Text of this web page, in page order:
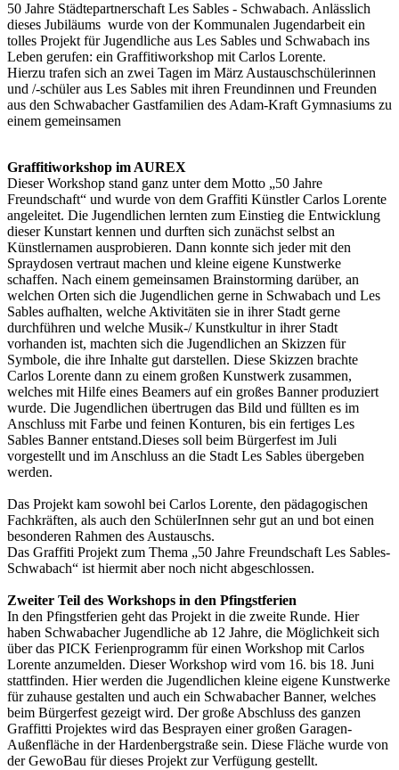
50 Jahre Städtepartnerschaft Les Sables - Schwabach. Anlässlich
dieses Jubiläums wurde von der Kommunalen Jugendarbeit ein
tolles Projekt für Jugendliche aus Les Sables und Schwabach ins
Leben gerufen: ein Graffitiworkshop mit Carlos Lorente.
Hierzu trafen sich an zwei Tagen im März Austauschschülerinnen
und /-schüler aus Les Sables mit ihren Freundinnen und Freunden
aus den Schwabacher Gastfamilien des Adam-Kraft Gymnasiums zu
einem gemeinsamen
Graffitiworkshop im AUREX
Dieser Workshop stand ganz unter dem Motto „50 Jahre
Freundschaft“ und wurde von dem Graffiti Künstler Carlos Lorente
angeleitet. Die Jugendlichen lernten zum Einstieg die Entwicklung
dieser Kunstart kennen und durften sich zunächst selbst an
Künstlernamen ausprobieren. Dann konnte sich jeder mit den
Spraydosen vertraut machen und kleine eigene Kunstwerke
schaffen. Nach einem gemeinsamen Brainstorming darüber, an
welchen Orten sich die Jugendlichen gerne in Schwabach und Les
Sables aufhalten, welche Aktivitäten sie in ihrer Stadt gerne
durchführen und welche Musik-/ Kunstkultur in ihrer Stadt
vorhanden ist, machten sich die Jugendlichen an Skizzen für
Symbole, die ihre Inhalte gut darstellen. Diese Skizzen brachte
Carlos Lorente dann zu einem großen Kunstwerk zusammen,
welches mit Hilfe eines Beamers auf ein großes Banner produziert
wurde. Die Jugendlichen übertrugen das Bild und füllten es im
Anschluss mit Farbe und feinen Konturen, bis ein fertiges Les
Sables Banner entstand.Dieses soll beim Bürgerfest im Juli
vorgestellt und im Anschluss an die Stadt Les Sables übergeben
werden.
Das Projekt kam sowohl bei Carlos Lorente, den pädagogischen
Fachkräften, als auch den SchülerInnen sehr gut an und bot einen
besonderen Rahmen des Austauschs.
Das Graffiti Projekt zum Thema „50 Jahre Freundschaft Les Sables-
Schwabach“ ist hiermit aber noch nicht abgeschlossen.
Zweiter Teil des Workshops in den Pfingstferien
In den Pfingstferien geht das Projekt in die zweite Runde. Hier
haben Schwabacher Jugendliche ab 12 Jahre, die Möglichkeit sich
über das PICK Ferienprogramm für einen Workshop mit Carlos
Lorente anzumelden. Dieser Workshop wird vom 16. bis 18. Juni
stattfinden. Hier werden die Jugendlichen kleine eigene Kunstwerke
für zuhause gestalten und auch ein Schwabacher Banner, welches
beim Bürgerfest gezeigt wird. Der große Abschluss des ganzen
Graffitti Projektes wird das Besprayen einer großen Garagen-
Außenfläche in der Hardenbergstraße sein. Diese Fläche wurde von
der GewoBau für dieses Projekt zur Verfügung gestellt.